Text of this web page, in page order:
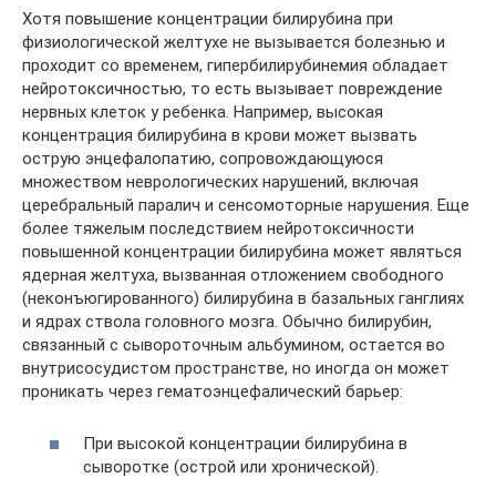
Хотя повышение концентрации билирубина при
физиологической желтухе не вызывается болезнью и
проходит со временем, гипербилирубинемия обладает
нейротоксичностью, то есть вызывает повреждение
нервных клеток у ребенка. Например, высокая
концентрация билирубина в крови может вызвать
острую энцефалопатию, сопровождающуюся
множеством неврологических нарушений, включая
церебральный паралич и сенсомоторные нарушения. Еще
более тяжелым последствием нейротоксичности
повышенной концентрации билирубина может являться
ядерная желтуха, вызванная отложением свободного
(неконъюгированного) билирубина в базальных ганглиях
и ядрах ствола головного мозга. Обычно билирубин,
связанный с сывороточным альбумином, остается во
внутрисосудистом пространстве, но иногда он может
проникать через гематоэнцефалический барьер:
При высокой концентрации билирубина в
сыворотке (острой или хронической).